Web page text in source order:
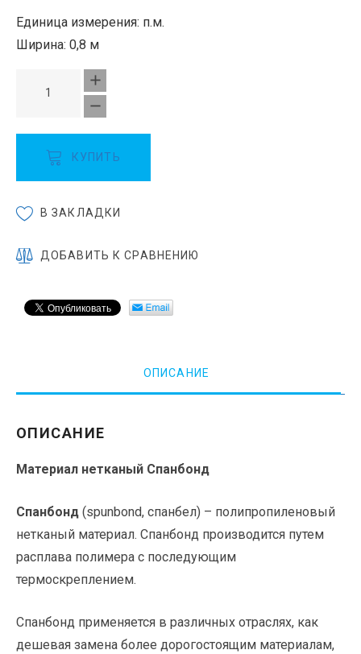
Единица измерения: п.м.
Ширина: 0,8 м
КУПИТЬ
ДОБАВИТЬ К СРАВНЕНИЮ
В ЗАКЛАДКИ
ОПИСАНИЕ
ОПИСАНИЕ
Материал нетканый Спанбонд
Спанбонд (spunbond, спанбел) – полипропиленовый
нетканый материал. Спанбонд производится путем
расплава полимера с последующим
термоскреплением.
Спанбонд применяется в различных отраслях, как
дешевая замена более дорогостоящим материалам,